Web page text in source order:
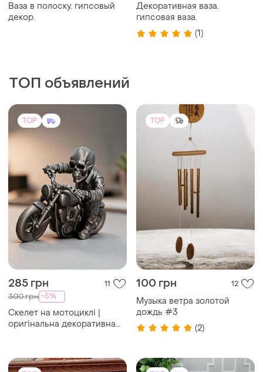
Ваза в полоску. гипсовый
декор.
Декоративная ваза.
гипсовая ваза.
(1)
ТОП объявлений
TOP
285 грн 11
300 грн -5%
Скелет на мотоциклі |
оригінальна декоративна
TOP
100 грн 12
Музыка ветра золотой
дождь #3
(2)